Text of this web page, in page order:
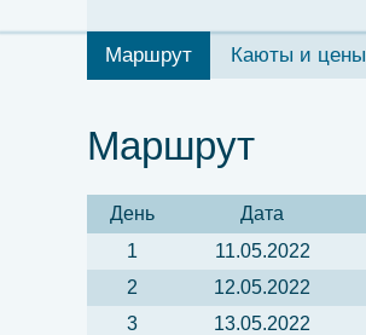
Маршрут Каюты и цены
Маршрут
День Дата
1
11.05.2022
2
12.05.2022
3
13.05.2022